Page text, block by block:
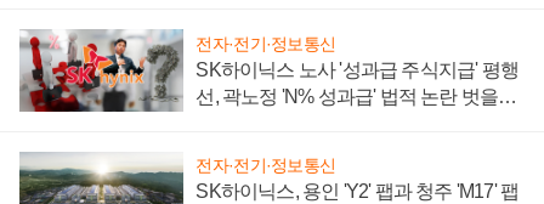
전자·전기·정보통신
SK하이닉스 노사 '성과급 주식지급' 평행
선, 곽노정 'N% 성과급' 법적 논란 벗을지
전자·전기·정보통신
SK하이닉스, 용인 'Y2' 팹과 청주 'M17' 팹